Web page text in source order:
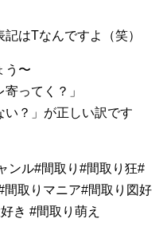
はTなんですよ（笑）
う〜
ってく？」
い？」が正しい訳です
ンル#間取り#間取り狂#
取りマニア#間取り図好
き #間取り萌え